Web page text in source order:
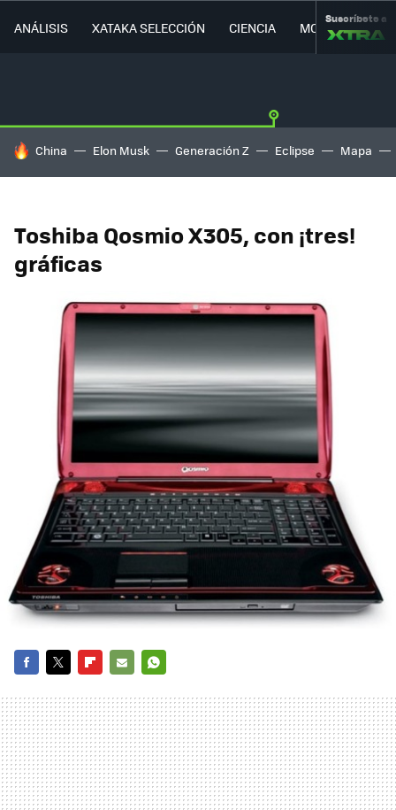
ANÁLISIS XATAKA SELECCIÓN CIENCIA MOVILIDAD
Suscríbete a
HOY SE HABLA DE
China Elon Musk Generación Z Eclipse Mapa
Toshiba Qosmio X305, con ¡tres!
gráficas
MAIL